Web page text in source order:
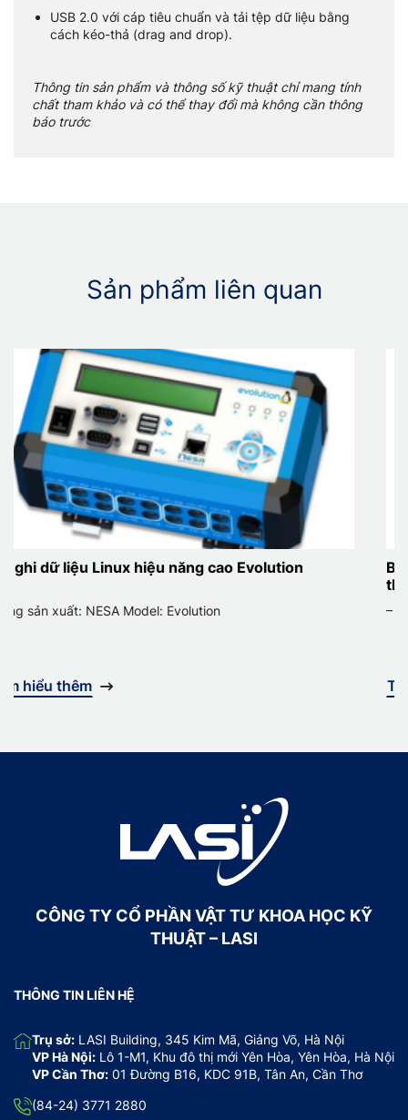
USB 2.0 với cáp tiêu chuẩn và tải tệp dữ liệu bằng
cách kéo-thả (drag and drop).
Thông tin sản phẩm và thông số kỹ thuật chỉ mang tính
chất tham khảo và có thể thay đổi mà không cần thông
báo trước
Sản phẩm liên quan
cao Evolution
Bộ giám sát vị trí và nhiệt
– Hãng sản xuất: HOBO – Model:
CÔNG TY CỔ PHẦN VẬT TƯ KHOA HỌC KỸ
THUẬT – LASI
THÔNG TIN LIÊN HỆ
Trụ sở: LASI Building, 345 Kim Mã, Giảng Võ, Hà Nội
VP Hà Nội: Lô 1-M1, Khu đô thị mới Yên Hòa, Yên Hòa, Hà Nội
VP Cần Thơ: 01 Đường B16, KDC 91B, Tân An, Cần Thơ
(84-24) 3771 2880